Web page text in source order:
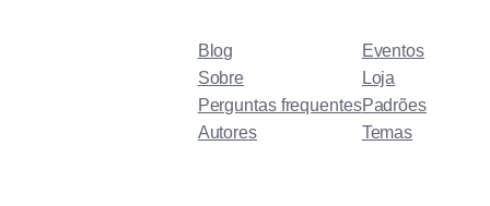
Blog
Sobre
Perguntas frequentes
Autores
Eventos
Loja
Padrões
Temas